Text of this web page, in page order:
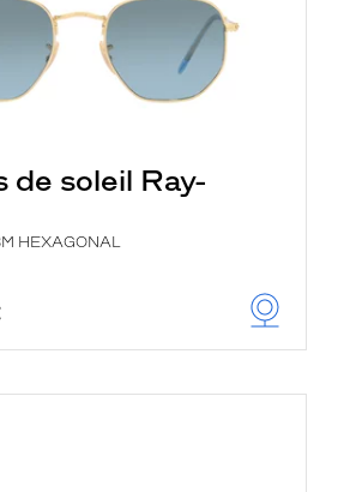
de soleil Ray-
HEXAGONAL